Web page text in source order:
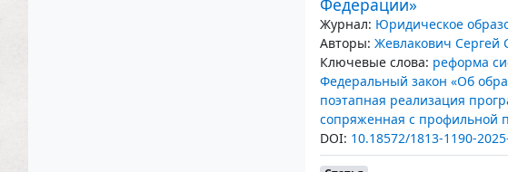
Журнал: Юридическое
Авторы: Жевлакович Сергей
Ключевые слова: реформа
Федеральный закон «Об
поэтапная реализация
сопряженная с профильной
DOI: 10.18572/1813-1190-